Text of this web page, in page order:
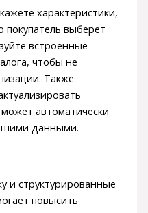
характеристики,
выберет
встроенные
чтобы не
Также
автоматически
данными.
и структурированные
повысить